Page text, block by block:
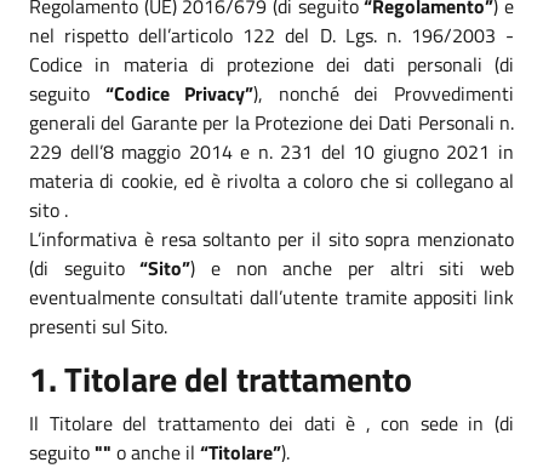
nel rispetto dell’articolo 122 del D. Lgs. n. 196/2003 -
Codice in materia di protezione dei dati personali (di
seguito “Codice Privacy”), nonché dei Provvedimenti
generali del Garante per la Protezione dei Dati Personali n.
229 dell’8 maggio 2014 e n. 231 del 10 giugno 2021 in
materia di cookie, ed è rivolta a coloro che si collegano al
sito .
L’informativa è resa soltanto per il sito sopra menzionato
(di seguito“Sito”) e non anche per altri siti web
eventualmente consultati dall’utente tramite appositi link
presenti sul Sito.
1. Titolare del trattamento
Il Titolare del trattamento dei dati è , con sede in (di
seguito"" o anche il “Titolare”).